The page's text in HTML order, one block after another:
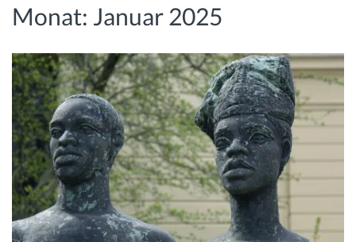
Monat: Januar 2025